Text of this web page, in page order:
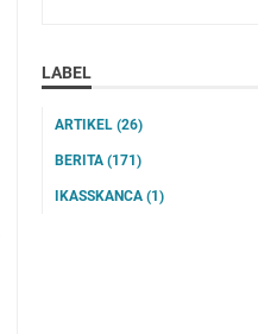
LABEL
ARTIKEL (26)
BERITA (171)
IKASSKANCA (1)